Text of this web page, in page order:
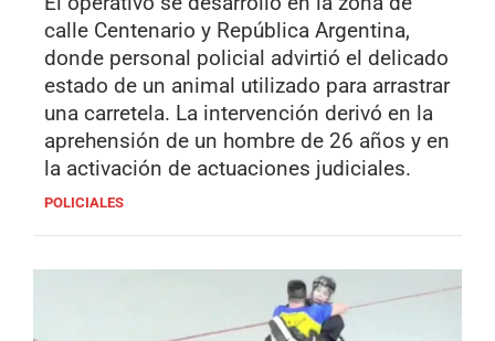
calle Centenario y República Argentina,
donde personal policial advirtió el delicado
estado de un animal utilizado para arrastrar
una carretela. La intervención derivó en la
aprehensión de un hombre de 26 años y en
la activación de actuaciones judiciales.
POLICIALES